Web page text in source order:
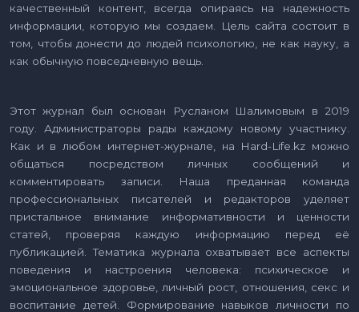
качественный контент, всегда опираясь на надежность
информации, которую мы создаем. Цель сайта состоит в
том, чтобы донести до людей психологию, не как науку, а
как обычную повседневную вещь.
Этот журнал был основан Русланом Шалимовым в 2019
году. Администраторы рады каждому новому участнику.
Как и в любом интернет-журнале, на Hard-Life.kz можно
общаться посредством личных сообщений и
комментировать записи. Наша преданная команда
профессиональных писателей и редакторов уделяет
пристальное внимание информативности и ценности
статей, проверяя каждую информацию перед её
публикацией. Тематика журнала охватывает все аспекты
поведения и настроения человека: психическое и
эмоциональное здоровье, личный рост, отношения, секс и
воспитание детей. Формирование навыков личности по